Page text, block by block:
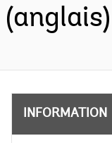
(anglais)
INFORMATION